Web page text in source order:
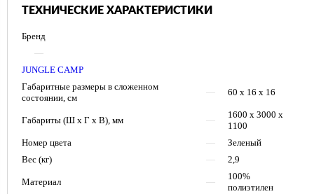
ТЕХНИЧЕСКИЕ ХАРАКТЕРИСТИКИ
Бренд
—
JUNGLE CAMP
Габаритные размеры в cложенном
состоянии, см
— 60 х 16 х 16
Габариты (Ш х Г х В), мм —
1600 х 3000 х
1100
Номер цвета
—
Зеленый
Вес (кг)
— 2,9
Материал —
100%
полиэтилен